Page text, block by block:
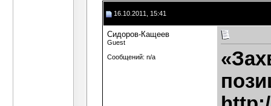
16.10.2011, 15:41
Сидоров-Кащеев
Guest
Сообщений: n/a